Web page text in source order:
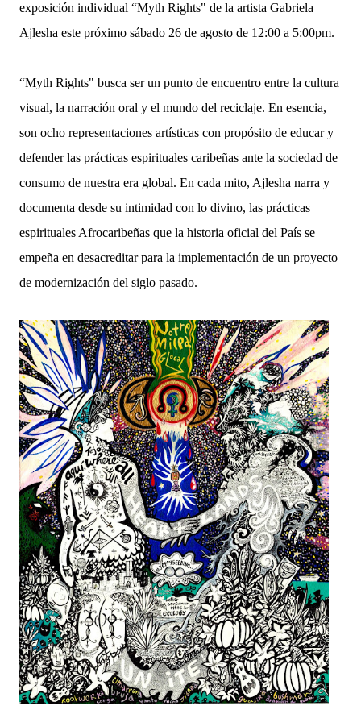
exposición individual “Myth Rights" de la artista Gabriela
Ajlesha este próximo sábado 26 de agosto de 12:00 a 5:00pm.
“Myth Rights" busca ser un punto de encuentro entre la cultura
visual, la narración oral y el mundo del reciclaje. En esencia,
son ocho representaciones artísticas con propósito de educar y
defender las prácticas espirituales caribeñas ante la sociedad de
consumo de nuestra era global. En cada mito, Ajlesha narra y
documenta desde su intimidad con lo divino, las prácticas
espirituales Afrocaribeñas que la historia oficial del País se
empeña en desacreditar para la implementación de un proyecto
de modernización del siglo pasado.